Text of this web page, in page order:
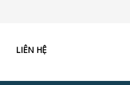
LIÊN HỆ